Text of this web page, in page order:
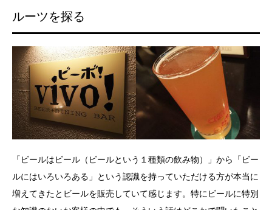
ルーツを探る
「ビールはビール（ビールという１種類の飲み物）」から「ビー
ルにはいろいろある」という認識を持っていただける方が本当に
増えてきたとビールを販売していて感じます。特にビールに特別